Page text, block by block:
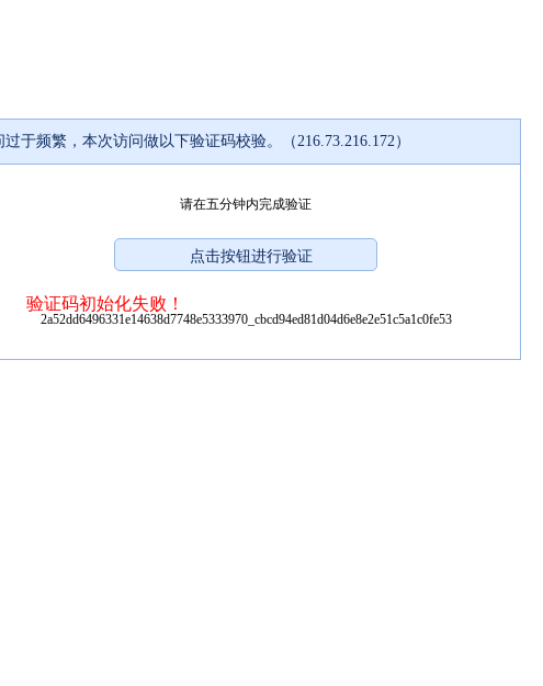
过于频繁，本次访问做以下验证码校验。（216.73.216.172）
请在五分钟内完成验证
验证码初始化失败！
2a52dd6496331e14638d7748e5333970_cbcd94ed81d04d6e8e2e51c5a1c0fe53